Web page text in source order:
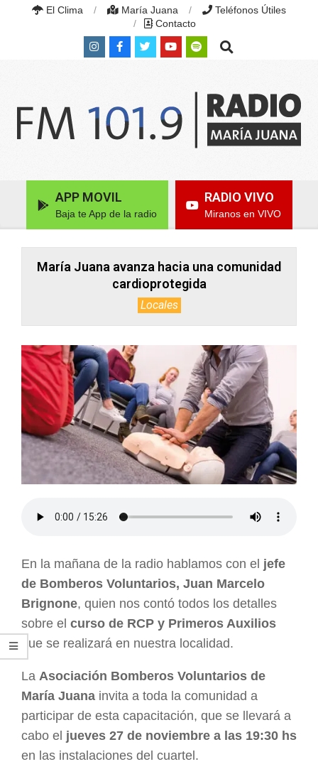
El Clima María Juana
Teléfonos Útiles
Contacto
Search
JUANA
FM
ARGENTINA
Navigation APP MOVIL
Baja te App de la radio
RADIO VIVO
Miranos en VIVO
María Juana avanza hacia una comunidad
cardioprotegida
Locales
En la mañana de la radio hablamos con el jefe
de Bomberos Voluntarios, Juan Marcelo
Brignone, quien nos contó todos los detalles
sobre el curso de RCP y Primeros Auxilios
que se realizará en nuestra localidad.
La Asociación Bomberos Voluntarios de
María Juana invita a toda la comunidad a
participar de esta capacitación, que se llevará a
cabo el jueves 27 de noviembre a las 19:30 hs
en las instalaciones del cuartel.